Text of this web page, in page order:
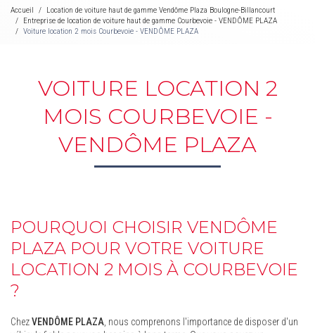
Accueil
Location de voiture haut de gamme Vendôme Plaza Boulogne-Billancourt
Entreprise de location de voiture haut de gamme Courbevoie - VENDÔME PLAZA
Voiture location 2 mois Courbevoie - VENDÔME PLAZA
VOITURE LOCATION 2
MOIS COURBEVOIE -
VENDÔME PLAZA
POURQUOI CHOISIR VENDÔME
PLAZA POUR VOTRE VOITURE
LOCATION 2 MOIS À COURBEVOIE
?
ChezVENDÔME PLAZA , nous comprenons l'importance de disposer d'un